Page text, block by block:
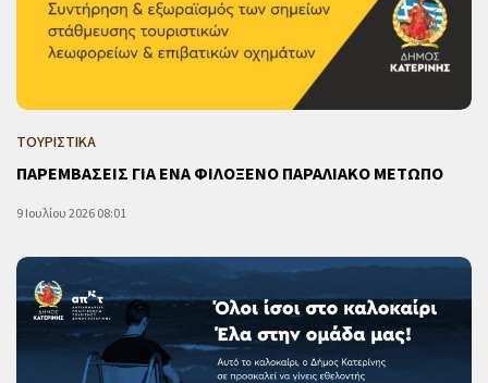
ΤΟΥΡΙΣΤΙΚΑ
ΠΑΡΕΜΒΑΣΕΙΣ ΓΙΑ ΕΝΑ ΦΙΛΟΞΕΝΟ ΠΑΡΑΛΙΑΚΟ ΜΕΤΩΠΟ
9 Ιουλίου 2026 08:01